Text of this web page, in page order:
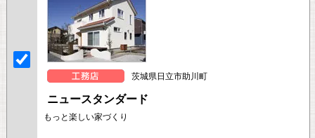
茨城県日立市助川町
ニュースタンダード
もっと楽しい家づくり